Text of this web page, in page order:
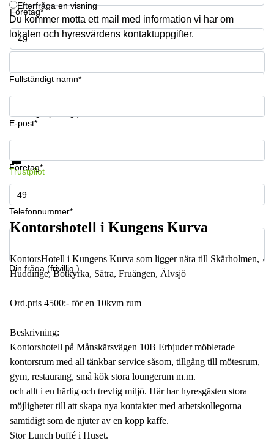
Företag*
Telefonnummer*
Efterfråga en visning
Du kommer motta ett mail med information vi har om
lokalen och hyresvärdens kontaktuppgifter.
Fullständigt namn*
E-post*
Företag*
Telefonnummer*
Din fråga (frivillig )
Få information och pris
Trustpilot
Kontorshotell i Kungens Kurva
KontorsHotell i Kungens Kurva som ligger nära till Skärholmen,
Huddinge, Botkyrka, Sätra, Fruängen, Älvsjö
Ord.pris 4500:- för en 10kvm rum
Beskrivning:
Kontorshotell på Månskärsvägen 10B Erbjuder möblerade
kontorsrum med all tänkbar service såsom, tillgång till mötesrum,
gym, restaurang, små kök stora loungerum m.m.
och allt i en härlig och trevlig miljö. Här har hyresgästen stora
möjligheter till att skapa nya kontakter med arbetskollegorna
samtidigt som de njuter av en kopp kaffe.
Stor Lunch buffé i Huset.